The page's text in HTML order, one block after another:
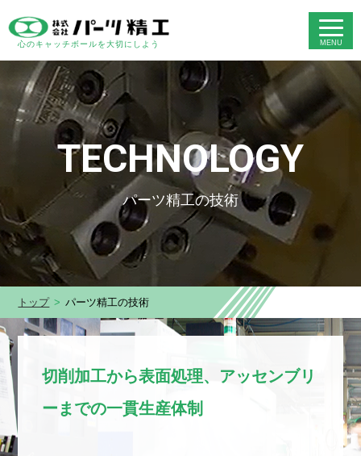
心のキャッチボールを大切にしよう
TECHNOLOGY
パーツ精工の技術
トップ パーツ精工の技術
切削加工から表面処理、 アッセンブリ
ーまでの一貫生産体制